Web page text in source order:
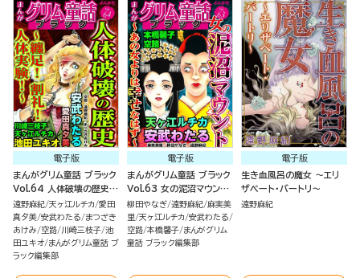
電子版
まんがグリム童話 ブラック
Vol.64 人体破壊の歴史
～纏足！ 割礼！ 人体実
験！
遠野麻紀 天ヶ江ルチカ 愛田
真夕美 安武わたる
まつざき
あけみ
空路 川崎三枝子 池
田ユキオ まんがグリム童話 ブ
ラック編集部
電子版
まんがグリム童話 ブラック
Vol.63 女の泥沼マウント
～あの女よりは幸せなはず
～
柳田やなぎ 遠野麻紀 麻実美
里 天ヶ江ルチカ 安武わたる
空路 本橋馨子 まんがグリム
童話 ブラック編集部
電子版
生き血風呂の魔女 ～エリ
ザベート・バートリ～
遠野麻紀